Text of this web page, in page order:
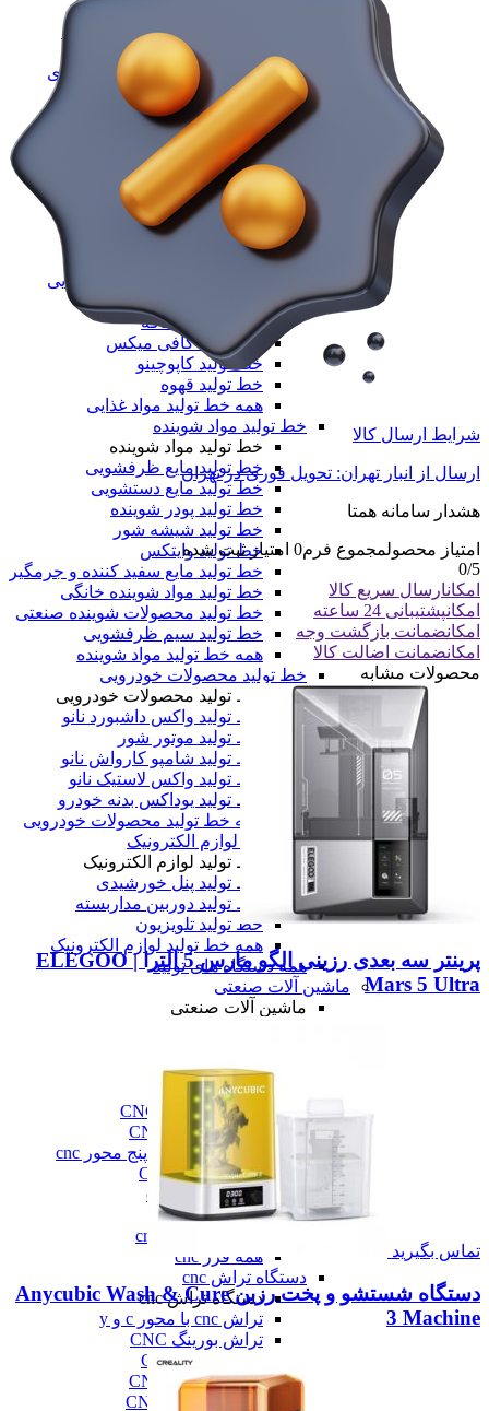
خط تولید لیوان یکبار مصرف
خط تولید لیوان دوجداره
همه دستگاه های تولید سلولزی
دستگاه های تولید پلیمری
دستگاه های تولید پلیمری
خط تولید کیسه فریزر
خط تولید کیسه زباله
خط تولید نایلون دسته دار
خط تولید طاقه نایلون مادر
همه دستگاه های تولید پلیمری
خط تولید مواد غذایی
خط تولید مواد غذایی
خط تولید بسته‌بندی مواد غذایی
دستگاه تولید پاپ کورن
خط تولید نسکافه
خط تولید کافی میکس
خط تولید کاپوچینو
خط تولید قهوه
همه خط تولید مواد غذایی
خط تولید مواد شوینده
خط تولید مواد شوینده
خط تولید مایع ظرفشویی
خط تولید مایع دستشویی
خط تولید پودر شوینده
خط تولید شیشه شور
خط تولید وایتکس
خط تولید مایع سفید کننده و جرمگیر
خط تولید مواد شوینده خانگی
خط تولید محصولات شوینده صنعتی
خط تولید سیم ظرفشویی
همه خط تولید مواد شوینده
خط تولید محصولات خودرویی
خط تولید محصولات خودرویی
خط تولید واکس داشبورد نانو
خط تولید موتور شور
خط تولید شامپو کارواش نانو
خط تولید واکس لاستیک نانو
خط تولید یوداکس بدنه خودرو
همه خط تولید محصولات خودرویی
خط تولید لوازم الکترونیک
خط تولید لوازم الکترونیک
خط تولید پنل خورشیدی
خط تولید دوربین مداربسته
خط تولید تلویزیون
همه خط تولید لوازم الکترونیک
همه دستگاه های تولید
ماشین آلات صنعتی
ماشین آلات صنعتی
فرز افقی CNC
فرز بورینگ cnc
فرز دروازه ای CNC
فرز دنده زنی CNC
فرز سه، چهار و پنج محور cnc
فرز عمودی CNC
فرز معمولی cnc
فرز میل ترن
همه فرز cnc
دستگاه تراش cnc
دستگاه تراش cnc
تراش cnc با محور c و y
تراش بورینگ CNC
تراش افقی CNC
تراش سنگین CNC
شرایط ارسال کالا
ارسال از انبار تهران: تحویل فوری در تهران
هشدار سامانه همتا
امتیاز محصولمجموع فرم0 امتیاز ثبت شده
0/5
امکانارسال سریع کالا
امکانپشتیبانی 24 ساعته
امکانضمانت بازگشت وجه
امکانضمانت اضالت کالا
محصولات مشابه
پرینتر سه بعدی رزینی الگو مارس 5 الترا | ELEGOO
Mars 5 Ultra
تماس بگیرید
دستگاه شستشو و پخت رزین Anycubic Wash & Cure
3 Machine